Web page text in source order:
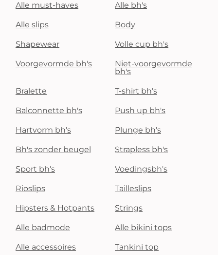
Alle must-haves Alle bh's
Alle slips Body
Shapewear Volle cup bh's
Voorgevormde bh's
Niet-voorgevormde
bh's
Bralette T-shirt bh's
Balconnette bh's Push up bh's
Hartvorm bh's Plunge bh's
Bh's zonder beugel Strapless bh's
Sport bh's Voedingsbh's
Rioslips Tailleslips
Hipsters & Hotpants Strings
Alle badmode Alle bikini tops
Alle accessoires Tankini top